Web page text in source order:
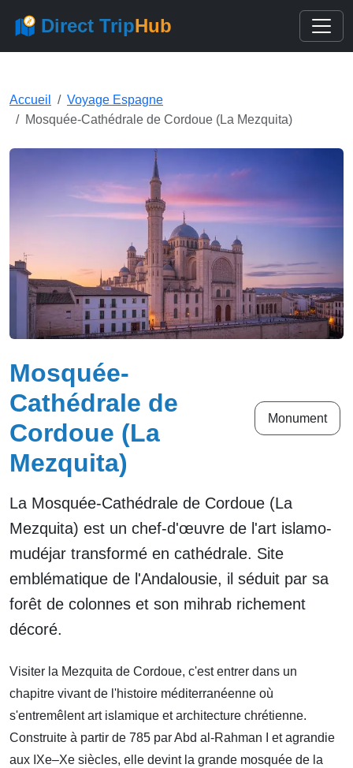
Direct TripHub
Accueil
Voyage Espagne
Mosquée-Cathédrale de Cordoue (La Mezquita)
Mosquée-
Cathédrale de
Cordoue (La
Mezquita)
Monument
La Mosquée-Cathédrale de Cordoue (La
Mezquita) est un chef-d'œuvre de l'art islamo-
mudéjar transformé en cathédrale. Site
emblématique de l'Andalousie, il séduit par sa
forêt de colonnes et son mihrab richement
décoré.
Visiter la Mezquita de Cordoue, c'est entrer dans un
chapitre vivant de l'histoire méditerranéenne où
s'entremêlent art islamique et architecture chrétienne.
Construite à partir de 785 par Abd al-Rahman I et agrandie
aux IXe–Xe siècles, elle devint la grande mosquée de la